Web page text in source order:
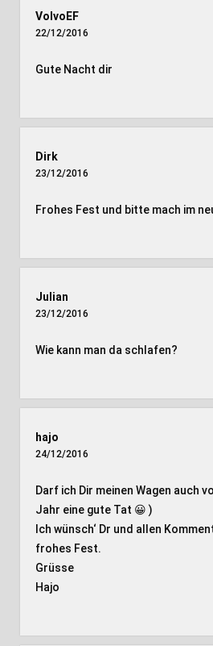
VolvoEF
22/12/2016
Gute Nacht dir
Dirk
23/12/2016
Frohes Fest und bitte mach im
Julian
23/12/2016
Wie kann man da schlafen?
hajo
24/12/2016
Darf ich Dir meinen Wagen auch
Jahr eine gute Tat 😀 )
Ich wünsch‘ Dr und allen
frohes Fest.
Grüsse
Hajo